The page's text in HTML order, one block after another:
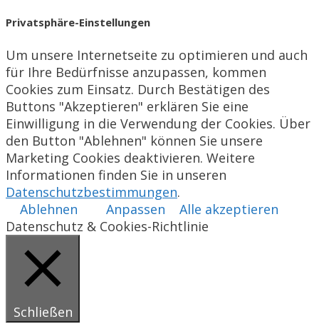
Privatsphäre-Einstellungen
Um unsere Internetseite zu optimieren und auch
für Ihre Bedürfnisse anzupassen, kommen
Cookies zum Einsatz. Durch Bestätigen des
Buttons "Akzeptieren" erklären Sie eine
Einwilligung in die Verwendung der Cookies. Über
den Button "Ablehnen" können Sie unsere
Marketing Cookies deaktivieren. Weitere
Informationen finden Sie in unseren
Datenschutzbestimmungen.
Ablehnen
Anpassen
Alle akzeptieren
Datenschutz & Cookies-Richtlinie
Schließen